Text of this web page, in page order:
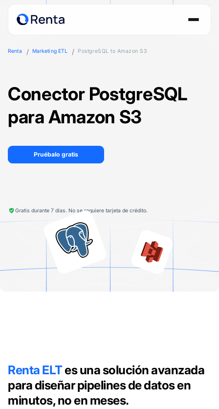
Renta Marketing ETL PostgreSQL to Amazon S3
Conector PostgreSQL
para Amazon S3
Pruébalo gratis
Gratis durante 7 días. No se requiere tarjeta de crédito.
Renta ELTes una solución avanzada
para diseñar pipelines de datos en
minutos, no en meses.